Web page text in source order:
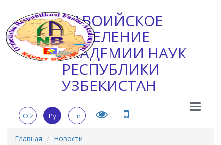
НАВОИЙСКОЕ
ОТДЕЛЕНИЕ
АКАДЕМИИ НАУК
РЕСПУБЛИКИ
УЗБЕКИСТАН
Main
O'z Ру En
Главная
Новости